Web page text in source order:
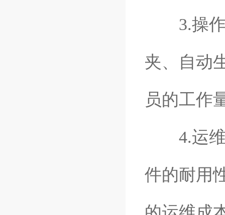
3.操作
夹、自动
员的工作
4.运维
件的耐用